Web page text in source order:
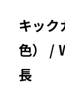
キッ
色） /
長